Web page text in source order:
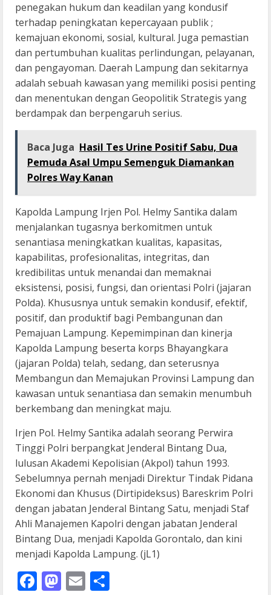
penegakan hukum dan keadilan yang kondusif
terhadap peningkatan kepercayaan publik ;
kemajuan ekonomi, sosial, kultural. Juga pemastian
dan pertumbuhan kualitas perlindungan, pelayanan,
dan pengayoman. Daerah Lampung dan sekitarnya
adalah sebuah kawasan yang memiliki posisi penting
dan menentukan dengan Geopolitik Strategis yang
berdampak dan berpengaruh serius.
Baca Juga Hasil Tes Urine Positif Sabu, Dua
Pemuda Asal Umpu Semenguk Diamankan
Polres Way Kanan
Kapolda Lampung Irjen Pol. Helmy Santika dalam
menjalankan tugasnya berkomitmen untuk
senantiasa meningkatkan kualitas, kapasitas,
kapabilitas, profesionalitas, integritas, dan
kredibilitas untuk menandai dan memaknai
eksistensi, posisi, fungsi, dan orientasi Polri (jajaran
Polda). Khususnya untuk semakin kondusif, efektif,
positif, dan produktif bagi Pembangunan dan
Pemajuan Lampung. Kepemimpinan dan kinerja
Kapolda Lampung beserta korps Bhayangkara
(jajaran Polda) telah, sedang, dan seterusnya
Membangun dan Memajukan Provinsi Lampung dan
kawasan untuk senantiasa dan semakin menumbuh
berkembang dan meningkat maju.
Irjen Pol. Helmy Santika adalah seorang Perwira
Tinggi Polri berpangkat Jenderal Bintang Dua,
lulusan Akademi Kepolisian (Akpol) tahun 1993.
Sebelumnya pernah menjadi Direktur Tindak Pidana
Ekonomi dan Khusus (Dirtipideksus) Bareskrim Polri
dengan jabatan Jenderal Bintang Satu, menjadi Staf
Ahli Manajemen Kapolri dengan jabatan Jenderal
Bintang Dua, menjadi Kapolda Gorontalo, dan kini
menjadi Kapolda Lampung. (jL1)
Facebook
Mastodon
Email